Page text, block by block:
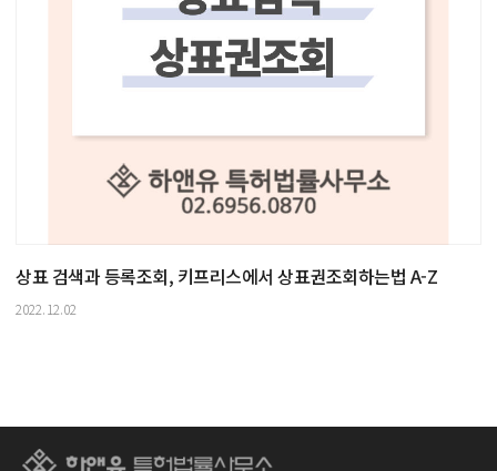
상표 검색과 등록조회, 키프리스에서 상표권조회하는법 A-Z
2022.12.02